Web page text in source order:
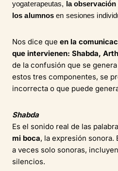
yogaterapeutas, la
los alumnos en sesiones
Nos dice que en la
que intervienen: Shabda,
de la confusión que se
estos tres componentes, se
incorrecta o que puede
Shabda
Es el sonido real de las
mi boca, la expresión sonora.
a veces solo sonoras,
silencios.